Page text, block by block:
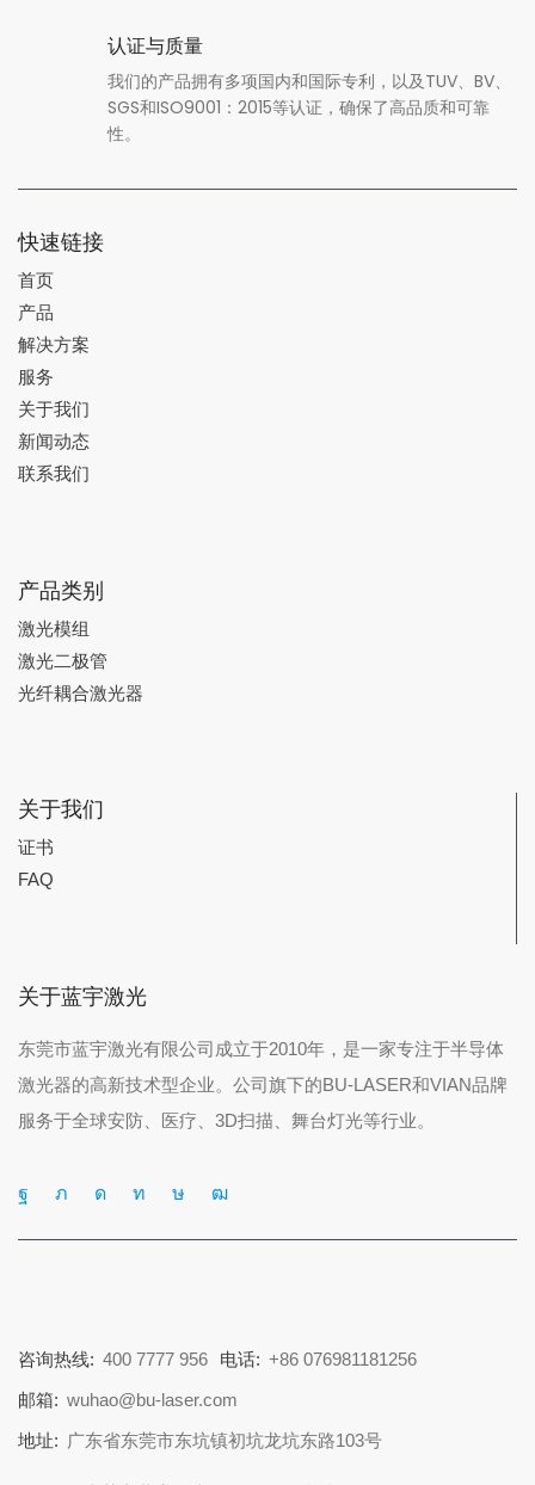
认证与质量
我们的产品拥有多项国内和国际专利，以及TUV、BV、
SGS和ISO9001：2015等认证，确保了高品质和可靠
性。
快速链接
首页
产品
解决方案
服务
关于我们
新闻动态
联系我们
产品类别
激光模组
激光二极管
光纤耦合激光器
关于我们
证书
FAQ
关于蓝宇激光
东莞市蓝宇激光有限公司成立于2010年，是一家专注于半导体
激光器的高新技术型企业。公司旗下的BU-LASER和VIAN品牌
服务于全球安防、医疗、3D扫描、舞台灯光等行业。
咨询热线: 400 7777 956 电话: +86 076981181256
邮箱: wuhao@bu-laser.com
地址: 广东省东莞市东坑镇初坑龙坑东路103号